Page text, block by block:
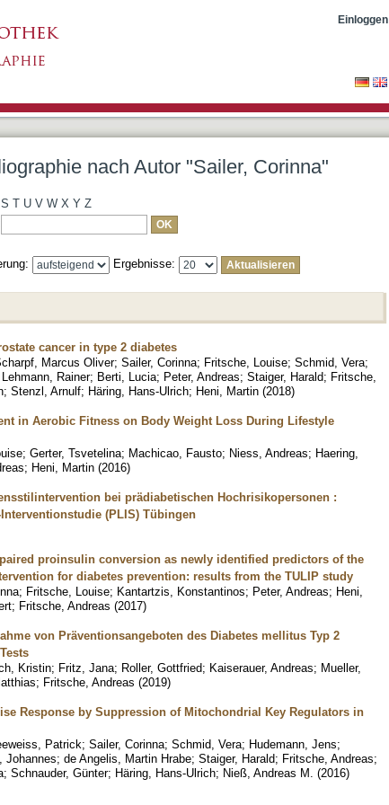
Einloggen
nach Autor "Sailer, Corinna"
S T U V W X Y Z
Ergebnisse:
cancer in type 2 diabetes
Marcus Oliver; Sailer, Corinna; Fritsche, Louise; Schmid, Vera;
Lehmann, Rainer; Berti, Lucia; Peter, Andreas; Staiger, Harald; Fritsche,
; Stenzl, Arnulf; Häring, Hans-Ulrich; Heni, Martin (2018)
in Aerobic Fitness on Body Weight Loss During Lifestyle
; Gerter, Tsvetelina; Machicao, Fausto; Niess, Andreas; Haering,
; Heni, Martin (2016)
bei prädiabetischen Hochrisikopersonen :
(PLIS) Tübingen
proinsulin conversion as newly identified predictors of the
for diabetes prevention: results from the TULIP study
; Fritsche, Louise; Kantartzis, Konstantinos; Peter, Andreas; Heni,
; Fritsche, Andreas (2017)
von Präventionsangeboten des Diabetes mellitus Typ 2
Kristin; Fritz, Jana; Roller, Gottfried; Kaiserauer, Andreas; Mueller,
; Fritsche, Andreas (2019)
Response by Suppression of Mitochondrial Key Regulators in
Patrick; Sailer, Corinna; Schmid, Vera; Hudemann, Jens;
Johannes; de Angelis, Martin Hrabe; Staiger, Harald; Fritsche, Andreas;
; Schnauder, Günter; Häring, Hans-Ulrich; Nieß, Andreas M. (2016)